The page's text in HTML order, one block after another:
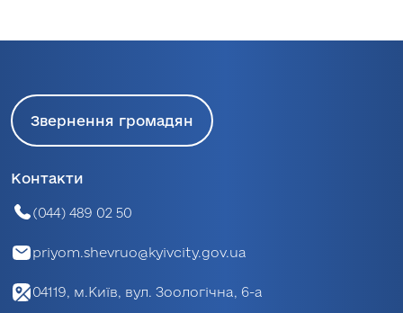
Звернення громадян
Контакти
(044) 489 02 50
priyom.shevruo@kyivcity.gov.ua
04119, м.Київ, вул. Зоологічна, 6-а